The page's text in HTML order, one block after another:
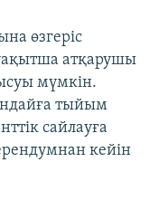
өзгеріс
атқарушы
мүмкін.
тыйым
сайлауға
кейін